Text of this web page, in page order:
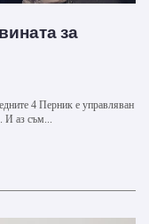
за
4 Пeрник e упрaвлявaн
И aз cъм...